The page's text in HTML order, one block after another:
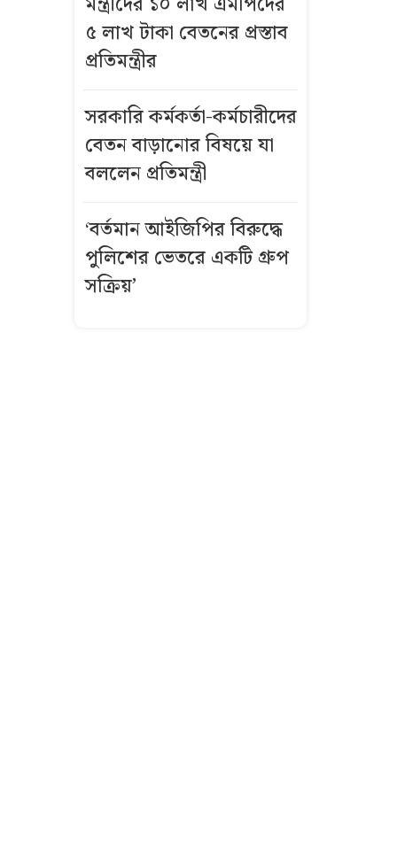
বিস্ফোরণে একই
পরিবারের
গ্রিসে দুই
শতাধিক
অভিবাসী উদ্ধার,
অধিকাংশই
বাংলাদেশি
৫ লাখ টাকা বেতনের প্রস্তাব
প্রতিমন্ত্রীর
সরকারি কর্মকর্তা-কর্মচারীদের
বেতন বাড়ানোর বিষয়ে যা
বললেন প্রতিমন্ত্রী
‘বর্তমান আইজিপির বিরুদ্ধে
পুলিশের ভেতরে একটি গ্রুপ
সক্রিয়’